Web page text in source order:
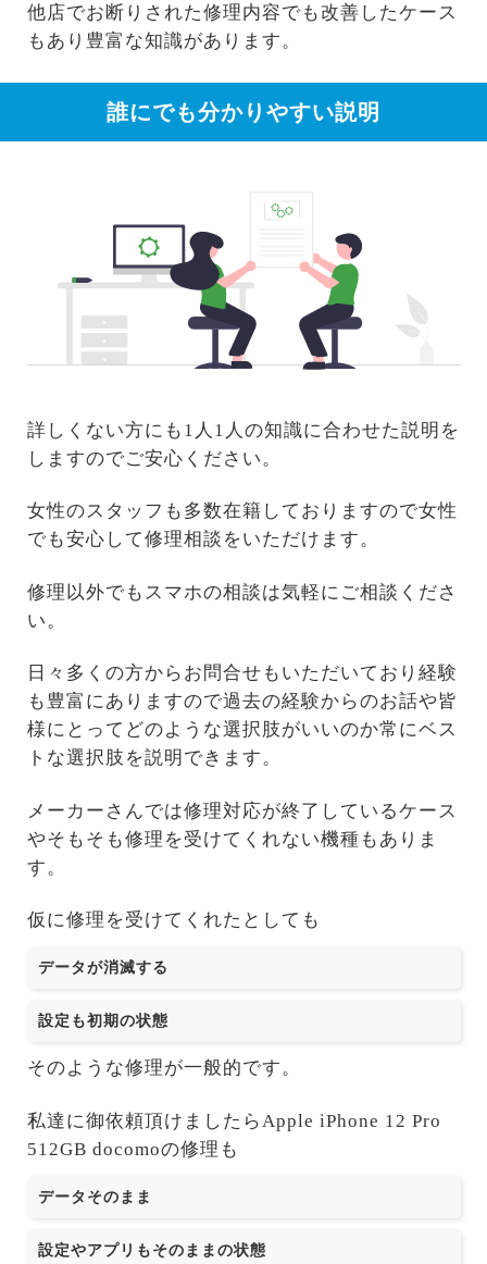
他店でお断りされた修理内容でも改善したケース
もあり豊富な知識があります。
誰にでも分かりやすい説明
詳しくない方にも1人1人の知識に合わせた説明を
しますのでご安心ください。
女性のスタッフも多数在籍しておりますので女性
でも安心して修理相談をいただけます。
修理以外でもスマホの相談は気軽にご相談くださ
い。
日々多くの方からお問合せもいただいており経験
も豊富にありますので過去の経験からのお話や皆
様にとってどのような選択肢がいいのか常にベス
トな選択肢を説明できます。
メーカーさんでは修理対応が終了しているケース
やそもそも修理を受けてくれない機種もありま
す。
仮に修理を受けてくれたとしても
データが消滅する
設定も初期の状態
そのような修理が一般的です。
私達に御依頼頂けましたらApple iPhone 12 Pro
512GB docomoの修理も
データそのまま
設定やアプリもそのままの状態